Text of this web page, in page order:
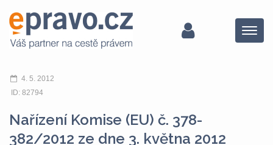
Menu
4. 5. 2012
ID: 82794
Nařízení Komise (EU) č. 378-
382/2012 ze dne 3. května 2012